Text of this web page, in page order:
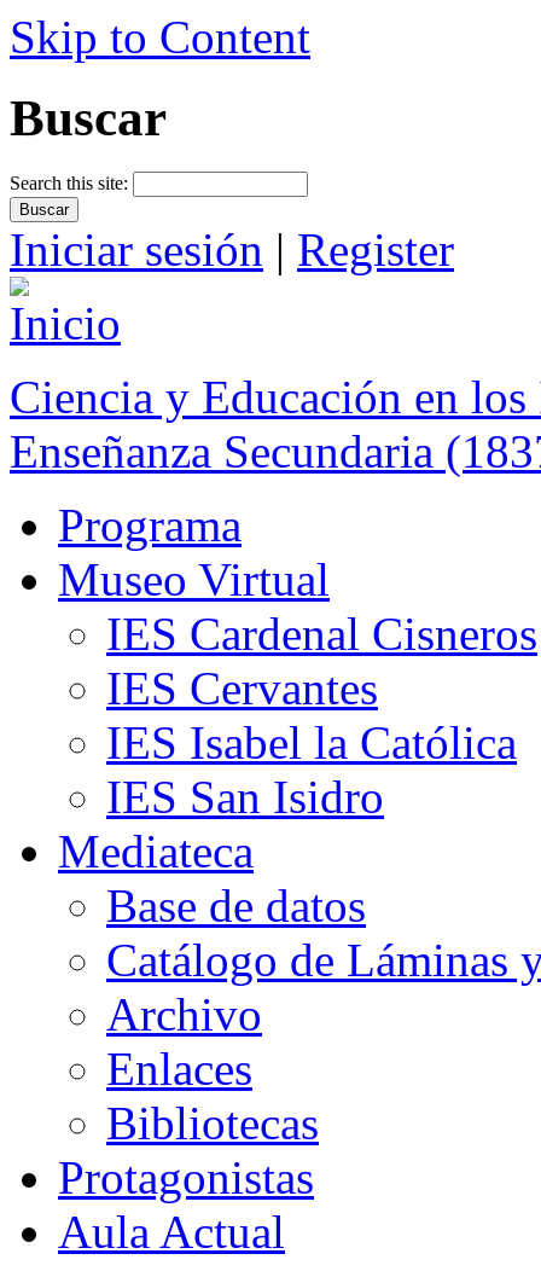
Skip to Content
Buscar
Search this site:
Iniciar sesión | Register
Ciencia y Educación en
Enseñanza Secundaria
Programa
Museo Virtual
IES Cardenal Cisneros
IES Cervantes
IES Isabel la Católica
IES San Isidro
Mediateca
Base de datos
Catálogo de Láminas
Archivo
Enlaces
Bibliotecas
Protagonistas
Aula Actual